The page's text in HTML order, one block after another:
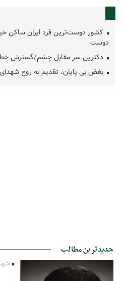
کشور دوست‌ترین فرد ایران ساکن
دوست
دکترین سر مقابل چشم/گسترش خط
بغض بی پایان، تقدیم به روح
جدیدترین مطالب